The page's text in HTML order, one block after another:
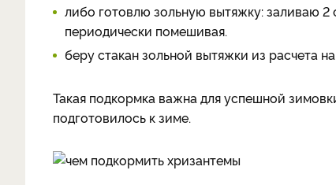
либо готовлю зольную вытяжку: заливаю
периодически помешивая.
беру стакан зольной вытяжки из расчета
Такая подкормка важна для успешной
подготовилось к зиме.